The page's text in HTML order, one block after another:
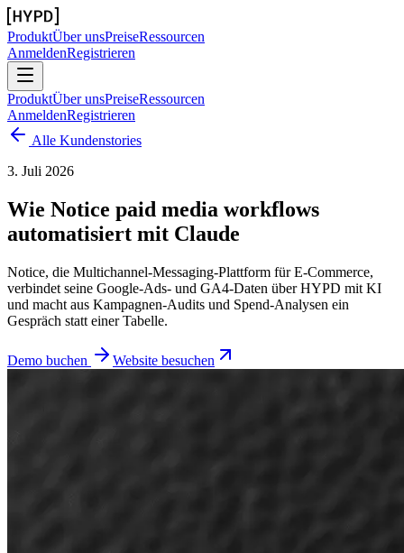
ProduktÜber unsPreiseRessourcen
AnmeldenRegistrieren
ProduktÜber unsPreiseRessourcen
AnmeldenRegistrieren
Alle Kundenstories
3. Juli 2026
Wie Notice paid media workflows
automatisiert mit Claude
Notice, die Multichannel-Messaging-Plattform für E-Commerce,
verbindet seine Google-Ads- und GA4-Daten über HYPD mit KI
und macht aus Kampagnen-Audits und Spend-Analysen ein
Gespräch statt einer Tabelle.
Demo buchen Website besuchen